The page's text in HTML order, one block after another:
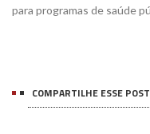
para programas de saúde
COMPARTILHE ESSE POST